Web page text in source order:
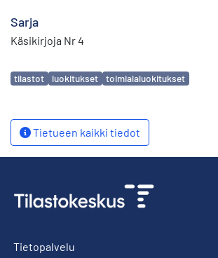
Sarja
Käsikirjoja Nr 4
Avainsanat
tilastot luokitukset toimialaluokitukset
Tietueen kaikki tiedot
Tietopalvelu